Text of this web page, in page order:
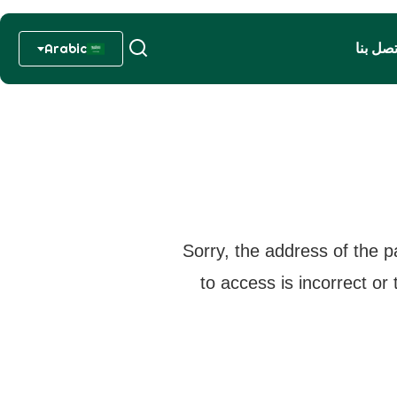
بنا Arabic
Sorry, the address of the
to access is incorrect or